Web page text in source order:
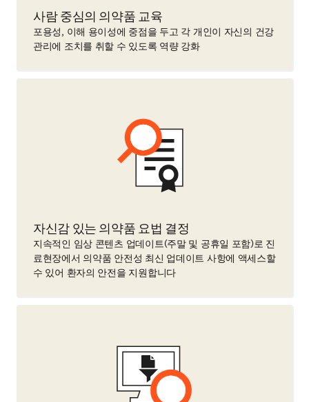
사람 중심의 의약품 교육
포용성, 이해 용이성에 중점을 두고 각 개인이 자신의 건강
관리에 조치를 취할 수 있도록 역량 강화
자신감 있는 의약품 요법 결정
지속적인 임상 콘텐츠 업데이트(주말 및 공휴일 포함)로 진
료현장에서 의약품 안전성 최신 업데이트 사항에 액세스할
수 있어 환자의 안전을 지원합니다